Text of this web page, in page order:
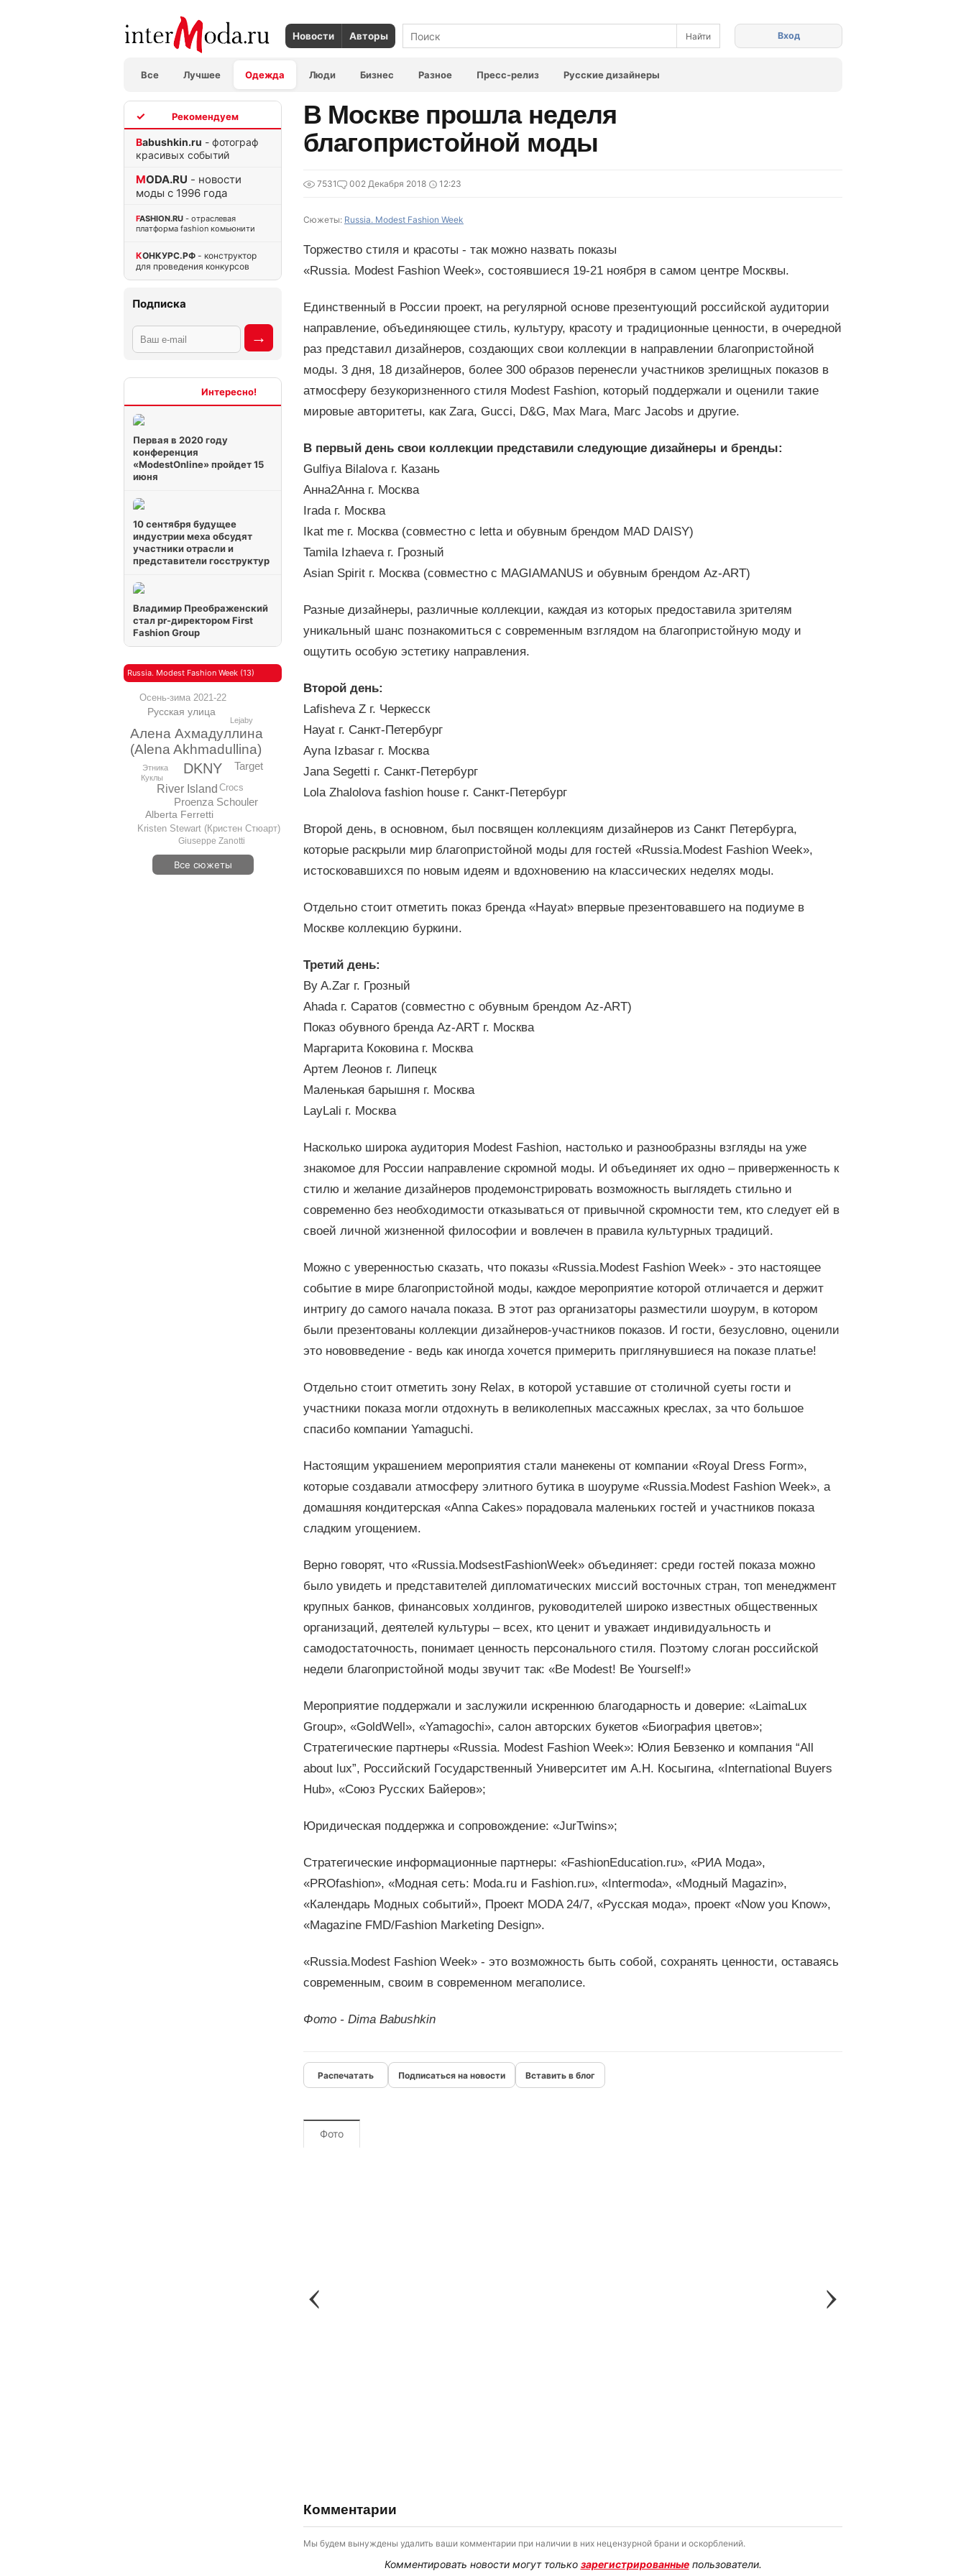
Новости Авторы
Все Лучшее Одежда Люди Бизнес Разное Пресс-релиз Русские дизайнеры
Вход
Babushkin.ru - фотограф
красивых событий
MODA.RU - новости
моды с 1996 года
FASHION.RU - отраслевая
платформа fashion комьюнити
КОНКУРС.РФ - конструктор
для проведения конкурсов
Подписка
Первая в 2020 году
конференция
«ModestOnline» пройдет 15
июня
10 сентября будущее
индустрии меха обсудят
участники отрасли и
представители госструктур
Владимир Преображенский
стал pr-директором First
Fashion Group
Russia. Modest Fashion Week (13)
DKNY
Алена Ахмадуллина
(Alena Akhmadullina)
River Island
Proenza Schouler
Target
Alberta Ferretti
Русская улица
Kristen Stewart (Кристен Стюарт)
Crocs
Осень-зима 2021-22
Giuseppe Zanotti
Этника
Куклы
Lejaby
Все сюжеты
В Москве прошла неделя
благопристойной моды
7531 002 Декабря 2018 12:23
Сюжеты: Russia. Modest Fashion Week
Торжество стиля и красоты - так можно назвать показы
«Russia. Modest Fashion Week», состоявшиеся 19-21 ноября в самом центре Москвы.
Единственный в России проект, на регулярной основе презентующий российской аудитории
направление, объединяющее стиль, культуру, красоту и традиционные ценности, в очередной
раз представил дизайнеров, создающих свои коллекции в направлении благопристойной
моды. 3 дня, 18 дизайнеров, более 300 образов перенесли участников зрелищных показов в
атмосферу безукоризненного стиля Modest Fashion, который поддержали и оценили такие
мировые авторитеты, как Zara, Gucci, D&G, Max Mara, Marc Jacobs и другие.
В первый день свои коллекции представили следующие дизайнеры и бренды:
Gulfiya Bilalova г. Казань
Анна2Анна г. Москва
Irada г. Москва
Ikat me г. Москва (совместно с letta и обувным брендом MAD DAISY)
Tamila Izhaeva г. Грозный
Asian Spirit г. Москва (совместно с MAGIAMANUS и обувным брендом Az-ART)
Разные дизайнеры, различные коллекции, каждая из которых предоставила зрителям
уникальный шанс познакомиться с современным взглядом на благопристойную моду и
ощутить особую эстетику направления.
Второй день:
Lafisheva Z г. Черкесск
Hayat г. Санкт-Петербург
Ayna Izbasar г. Москва
Jana Segetti г. Санкт-Петербург
Lola Zhalolova fashion house г. Санкт-Петербург
Второй день, в основном, был посвящен коллекциям дизайнеров из Санкт Петербурга,
которые раскрыли мир благопристойной моды для гостей «Russia.Modest Fashion Week»,
истосковавшихся по новым идеям и вдохновению на классических неделях моды.
Отдельно стоит отметить показ бренда «Hayat» впервые презентовавшего на подиуме в
Москве коллекцию буркини.
Третий день:
By A.Zar г. Грозный
Ahada г. Саратов (совместно с обувным брендом Az-ART)
Показ обувного бренда Az-ART г. Москва
Маргарита Коковина г. Москва
Артем Леонов г. Липецк
Маленькая барышня г. Москва
LayLali г. Москва
Насколько широка аудитория Modest Fashion, настолько и разнообразны взгляды на уже
знакомое для России направление скромной моды. И объединяет их одно – приверженность к
стилю и желание дизайнеров продемонстрировать возможность выглядеть стильно и
современно без необходимости отказываться от привычной скромности тем, кто следует ей в
своей личной жизненной философии и вовлечен в правила культурных традиций.
Можно с уверенностью сказать, что показы «Russia.Modest Fashion Week» - это настоящее
событие в мире благопристойной моды, каждое мероприятие которой отличается и держит
интригу до самого начала показа. В этот раз организаторы разместили шоурум, в котором
были презентованы коллекции дизайнеров-участников показов. И гости, безусловно, оценили
это нововведение - ведь как иногда хочется примерить приглянувшиеся на показе платье!
Отдельно стоит отметить зону Relax, в которой уставшие от столичной суеты гости и
участники показа могли отдохнуть в великолепных массажных креслах, за что большое
спасибо компании Yamaguchi.
Настоящим украшением мероприятия стали манекены от компании «Royal Dress Form»,
которые создавали атмосферу элитного бутика в шоуруме «Russia.Modest Fashion Week», а
домашняя кондитерская «Anna Cakes» порадовала маленьких гостей и участников показа
сладким угощением.
Верно говорят, что «Russia.ModsestFashionWeek» объединяет: среди гостей показа можно
было увидеть и представителей дипломатических миссий восточных стран, топ менеджмент
крупных банков, финансовых холдингов, руководителей широко известных общественных
организаций, деятелей культуры – всех, кто ценит и уважает индивидуальность и
самодостаточность, понимает ценность персонального стиля. Поэтому слоган российской
недели благопристойной моды звучит так: «Be Modest! Be Yourself!»
Мероприятие поддержали и заслужили искреннюю благодарность и доверие: «LaimaLux
Group», «GoldWell», «Yamagochi», салон авторских букетов «Биография цветов»;
Стратегические партнеры «Russia. Modest Fashion Week»: Юлия Бевзенко и компания “All
about lux”, Российский Государственный Университет им А.Н. Косыгина, «International Buyers
Hub», «Союз Русских Байеров»;
Юридическая поддержка и сопровождение: «JurTwins»;
Стратегические информационные партнеры: «FashionEducation.ru», «РИА Мода»,
«PROfashion», «Модная сеть: Moda.ru и Fashion.ru», «Intermoda», «Модный Magazin»,
«Календарь Модных событий», Проект MODA 24/7, «Русская мода», проект «Now you Know»,
«Magazine FMD/Fashion Marketing Design».
«Russia.Modest Fashion Week» - это возможность быть собой, сохранять ценности, оставаясь
современным, своим в современном мегаполисе.
Фото - Dima Babushkin
Подписаться на новости Вставить в блог
Фото
Комментарии
Мы будем вынуждены удалить ваши комментарии при наличии в них нецензурной брани и оскорблений.
Комментировать новости могут только зарегистрированныепользователи.